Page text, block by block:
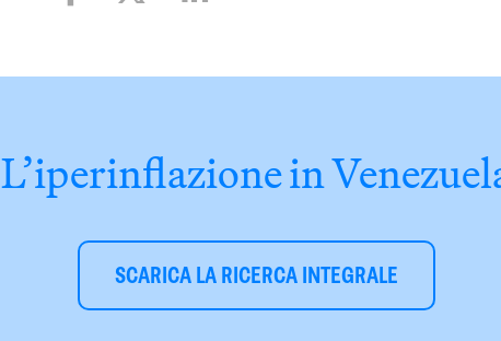
L’iperinflazione in
SCARICA LA RICERCA INTEGRALE